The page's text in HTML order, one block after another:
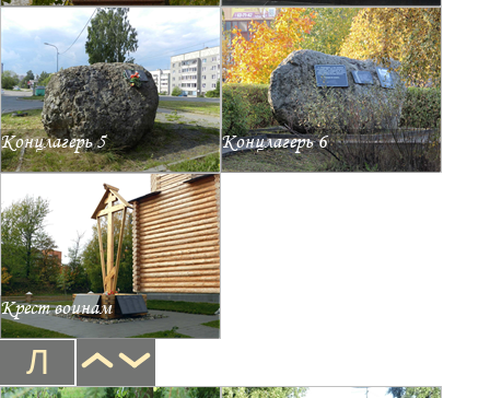
Концлагерь 5 Концлагерь 6
Крест воинам
Л